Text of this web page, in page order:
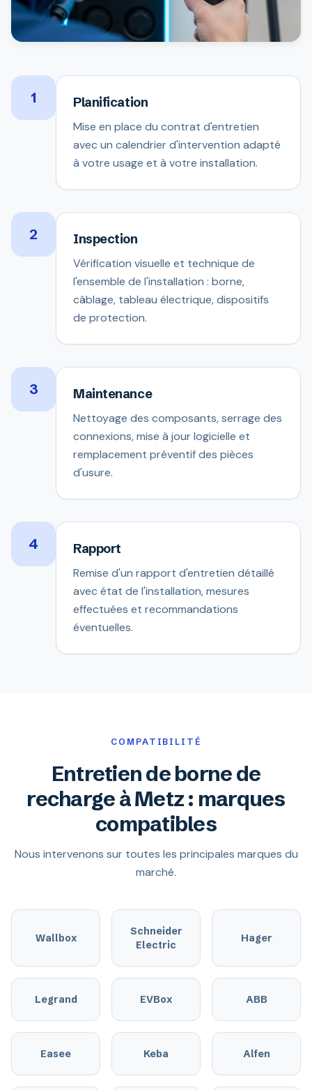
1 Planification
Mise en place du contrat d'entretien
avec un calendrier d'intervention adapté
à votre usage et à votre installation.
2 Inspection
Vérification visuelle et technique de
l'ensemble de l'installation : borne,
câblage, tableau électrique, dispositifs
de protection.
3 Maintenance
Nettoyage des composants, serrage des
connexions, mise à jour logicielle et
remplacement préventif des pièces
d'usure.
4 Rapport
Remise d'un rapport d'entretien détaillé
avec état de l'installation, mesures
effectuées et recommandations
éventuelles.
COMPATIBILITÉ
Entretien de borne de
recharge à Metz : marques
compatibles
Nous intervenons sur toutes les principales marques du
marché.
Wallbox
Schneider
Electric
Hager
Legrand EVBox ABB
Easee Keba Alfen